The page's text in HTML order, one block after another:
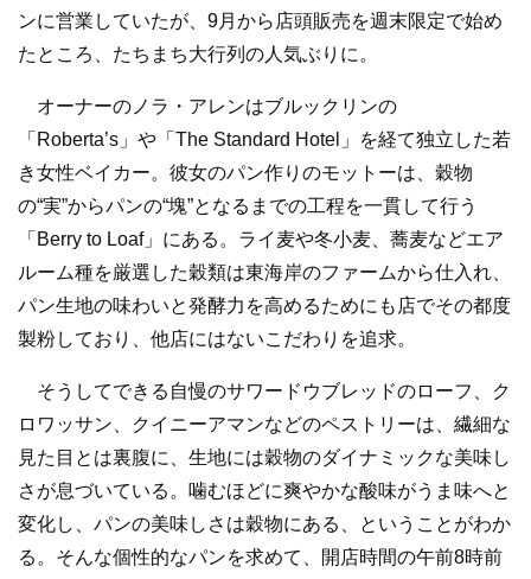
ンに営業していたが、9月から店頭販売を週末限定で始め
たところ、たちまち大行列の人気ぶりに。
オーナーのノラ・アレンはブルックリンの
「Roberta’s」や「The Standard Hotel」を経て独立した若
き女性ベイカー。彼女のパン作りのモットーは、穀物
の“実”からパンの“塊”となるまでの工程を一貫して行う
「Berry to Loaf」にある。ライ麦や冬小麦、蕎麦などエア
ルーム種を厳選した穀類は東海岸のファームから仕入れ、
パン生地の味わいと発酵力を高めるためにも店でその都度
製粉しており、他店にはないこだわりを追求。
そうしてできる自慢のサワードウブレッドのローフ、ク
ロワッサン、クイニーアマンなどのペストリーは、繊細な
見た目とは裏腹に、生地には穀物のダイナミックな美味し
さが息づいている。噛むほどに爽やかな酸味がうま味へと
変化し、パンの美味しさは穀物にある、ということがわか
る。そんな個性的なパンを求めて、開店時間の午前8時前